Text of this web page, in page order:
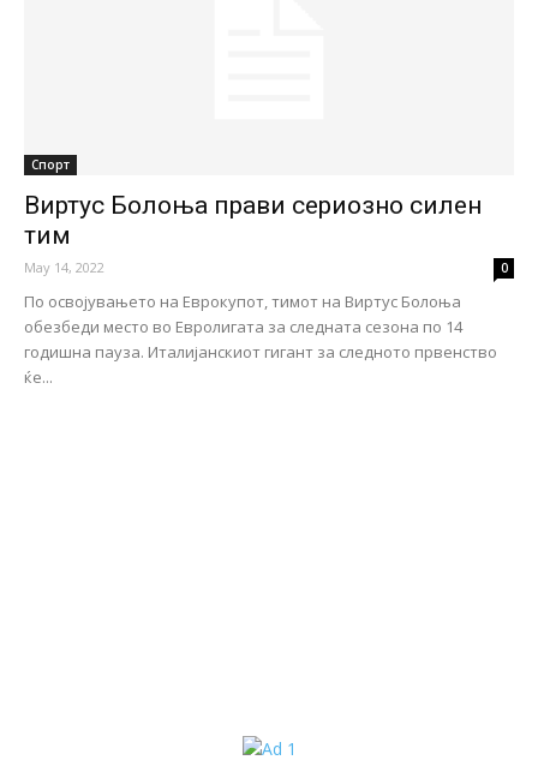
Спорт
Виртус Болоња прави сериозно силен
тим
May 14, 2022 0
По освојувањето на Еврокупот, тимот на Виртус Болоња
обезбеди место во Евролигата за следната сезона по 14
годишна пауза. Италијанскиот гигант за следното првенство
ќе...